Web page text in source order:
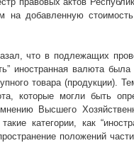
добавленную
что в подлежащих
иностранная валюта
товара (продукции).
которые могли быть
Высшего
категории, как
положений